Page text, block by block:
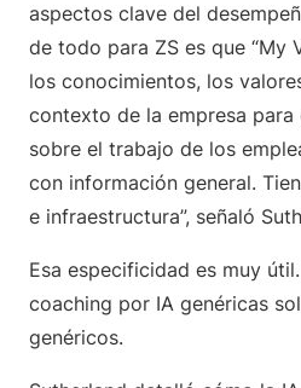
aspectos clave del
de todo para ZS es que “My
los conocimientos, los
contexto de la empresa para
sobre el trabajo de los
con información general.
e infraestructura”, señaló
Esa especificidad es muy
coaching por IA genéricas
genéricos.